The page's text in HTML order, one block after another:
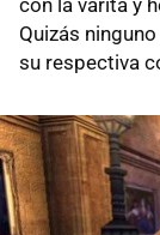
Quizás
su respectiva